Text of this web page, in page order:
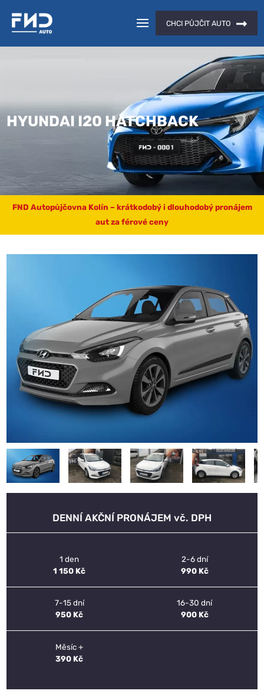
CHCI PŮJČIT AUTO
HYUNDAI I20 HATCHBACK
FND Autopůjčovna Kolín – krátkodobý i dlouhodobý pronájem
aut za férové ceny
DENNÍ AKČNÍ PRONÁJEM vč. DPH
1 den
1 150 Kč
2-6 dní
990 Kč
7-15 dní
950 Kč
16-30 dní
900 Kč
Měsíc +
390 Kč